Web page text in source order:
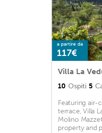
a partire da
117€
Villa La
10 Ospiti 5
Featuring
terrace, Villa
Molino
property and